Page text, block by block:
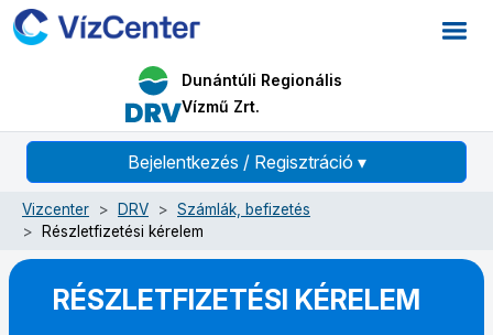
Dunántúli Regionális
Vízmű Zrt.
Bejelentkezés / Regisztráció ▾
Vizcenter DRV
Számlák, befizetés
Részletfizetési kérelem
RÉSZLETFIZETÉSI KÉRELEM